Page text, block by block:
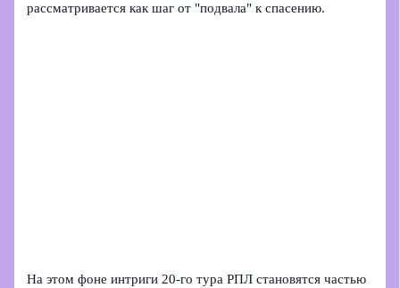
рассматривается как шаг от "подвала" к спасению.
На этом фоне интриги 20-го тура РПЛ становятся частью